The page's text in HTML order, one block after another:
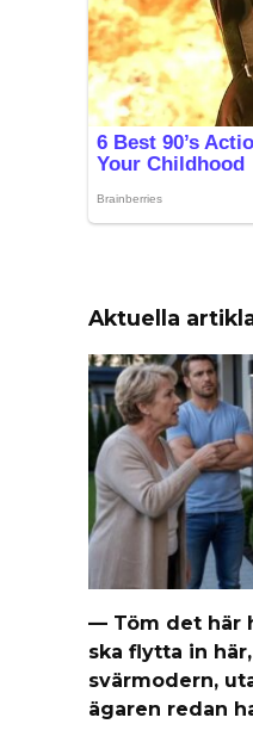
Aktuella
— Töm det här
ska flytta in
svärmodern,
ägaren redan